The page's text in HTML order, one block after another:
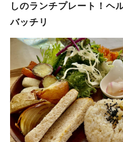
おススメメニューとして毎回変わります。 この店
も美味しく魅力的なのですが、 さらに店で取り扱っている日本
っていない銘柄が星の数ほど揃えられており
メをマスターに尋ねれば、出てい
を選んで出してくれます。 初めての方はまずおつまみコース
を！ 料理はどれも美味しくて目移りし
来られる方は是非おつまみコース
こちらはマスターがその日のおススメ品
にして出してくれるメニューになります。 私も初
本的にはおつまみコースでマスターに
日のおつまみコースはアジフライ
しのランチプレート！ヘ
バッチリ